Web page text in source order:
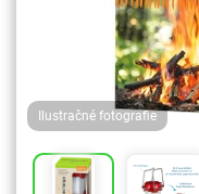
Ilustračné fotografie